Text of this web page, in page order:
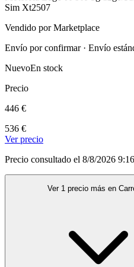
Sim Xt2507
Vendido por Marketplace
Envío por confirmar · Envío
NuevoEn stock
Precio
446 €
536 €
Ver precio
Precio consultado el 8/8/2026
Ver 1 precio más en